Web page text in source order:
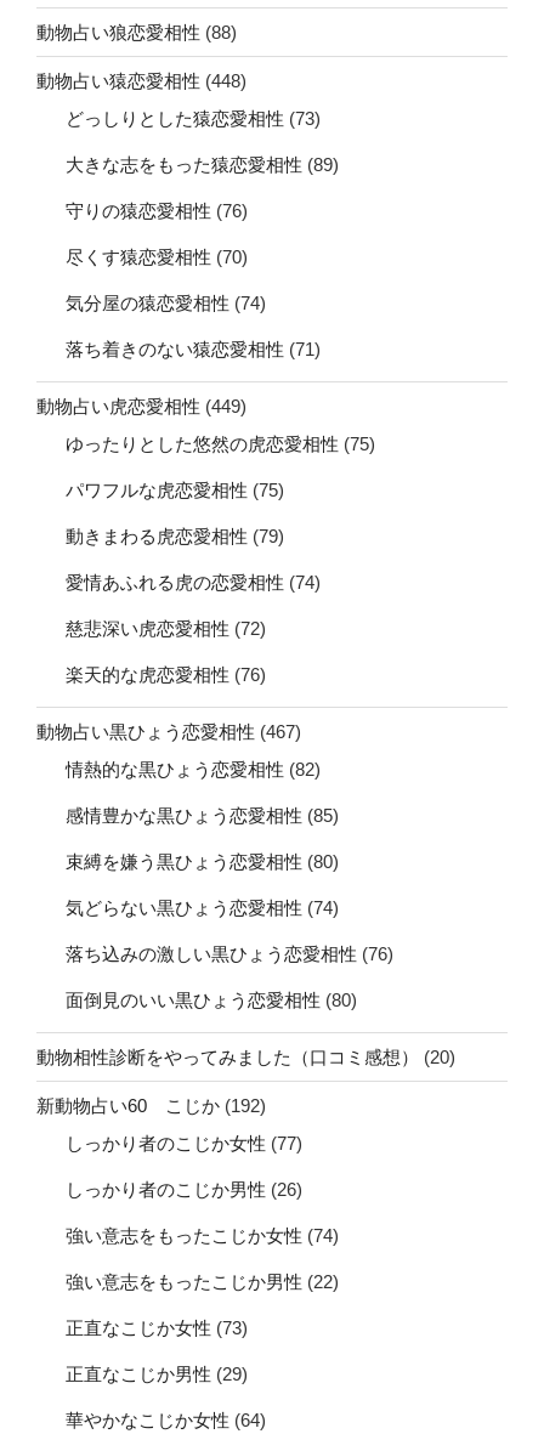
動物占い狼恋愛相性 (88)
動物占い猿恋愛相性 (448)
どっしりとした猿恋愛相性 (73)
大きな志をもった猿恋愛相性 (89)
守りの猿恋愛相性 (76)
尽くす猿恋愛相性 (70)
気分屋の猿恋愛相性 (74)
落ち着きのない猿恋愛相性 (71)
動物占い虎恋愛相性 (449)
ゆったりとした悠然の虎恋愛相性 (75)
パワフルな虎恋愛相性 (75)
動きまわる虎恋愛相性 (79)
愛情あふれる虎の恋愛相性 (74)
慈悲深い虎恋愛相性 (72)
楽天的な虎恋愛相性 (76)
動物占い黒ひょう恋愛相性 (467)
情熱的な黒ひょう恋愛相性 (82)
感情豊かな黒ひょう恋愛相性 (85)
束縛を嫌う黒ひょう恋愛相性 (80)
気どらない黒ひょう恋愛相性 (74)
落ち込みの激しい黒ひょう恋愛相性 (76)
面倒見のいい黒ひょう恋愛相性 (80)
動物相性診断をやってみました（口コミ感想） (20)
新動物占い60 こじか (192)
しっかり者のこじか女性 (77)
しっかり者のこじか男性 (26)
強い意志をもったこじか女性 (74)
強い意志をもったこじか男性 (22)
正直なこじか女性 (73)
正直なこじか男性 (29)
華やかなこじか女性 (64)